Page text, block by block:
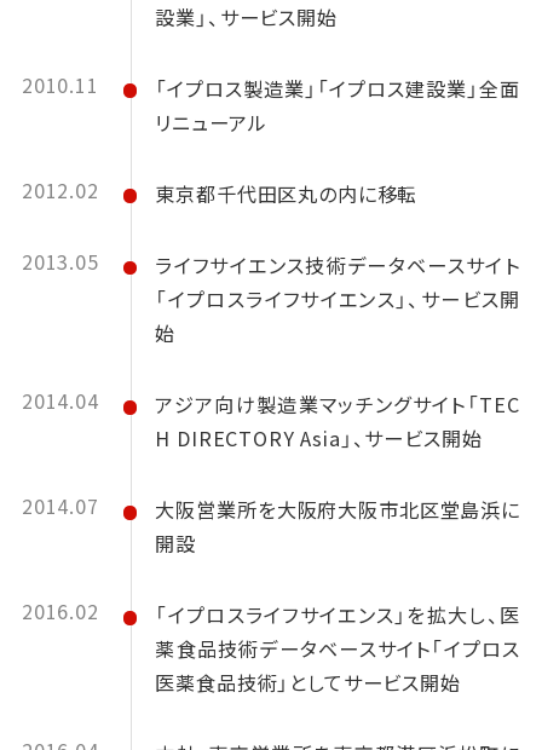
設業」、サービス開始
2010.11
「イプロス製造業」「イプロス建設業」全面
リニューアル
2012.02 東京都千代田区丸の内に移転
2013.05
ライフサイエンス技術データベースサイト
「イプロスライフサイエンス」、サービス開
始
2014.04
アジア向け製造業マッチングサイト「TEC
H DIRECTORY Asia」、サービス開始
2014.07
大阪営業所を大阪府大阪市北区堂島浜に
開設
2016.02
「イプロスライフサイエンス」を拡大し、医
薬食品技術データベースサイト「イプロス
医薬食品技術」としてサービス開始